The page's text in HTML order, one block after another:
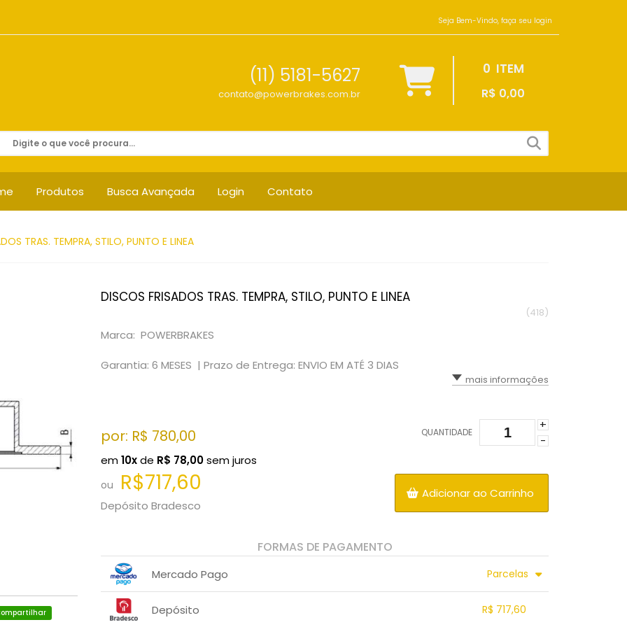
Seja Bem-Vindo, faça seu login
(11) 5181-5627
contato@powerbrakes.com.br
0 ITEM
R$ 0,00
Produtos Busca Avançada Login Contato
TRAS. TEMPRA, STILO, PUNTO E LINEA
DISCOS FRISADOS TRAS. TEMPRA, STILO, PUNTO E LINEA
(418)
Marca: POWERBRAKES
Garantia: 6 MESES | Prazo de Entrega: ENVIO EM ATÉ 3 DIAS
mais informações
por: R$ 780,00
em10xde R$ 78,00sem juros
ou R$717,60
Depósito Bradesco
QUANTIDADE
+
-
Adicionar ao Carrinho
FORMAS DE PAGAMENTO
Mercado Pago
Parcelas
2x sem juros de R$ 390,00
10x sem juros de R$ 78,00
Depósito R$ 717,60